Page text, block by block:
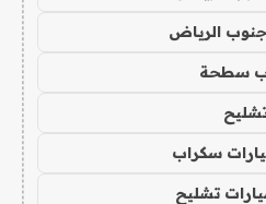
الرياض
سطحة
سكراب
تشليح